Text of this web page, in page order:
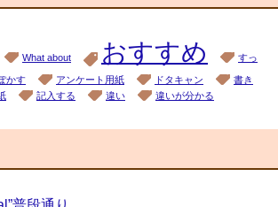
What about おすすめ すっ
かす アンケート用紙 ドタキャン
書き
記入する 違い 違いが分かる